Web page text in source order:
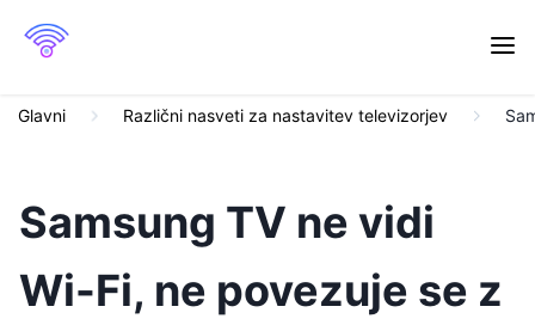
Glavni Različni nasveti za nastavitev televizorjev
Samsung TV ne vidi
Wi-Fi, ne povezuje se z